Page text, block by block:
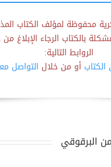
محفوظة لمؤلف الكتاب
بالكتاب الرجاء الإبلاغ
الروابط التالية:
أو من خلال التواصل
البرقوقي